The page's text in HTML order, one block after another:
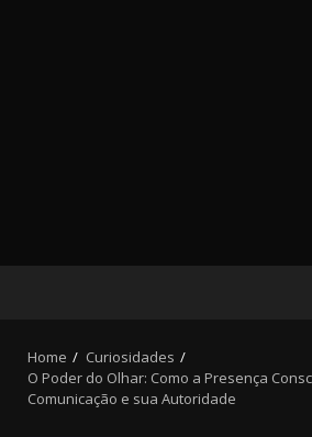
Home
Curiosidades
O Poder do Olhar: Como a Presença
Comunicação e sua Autoridade